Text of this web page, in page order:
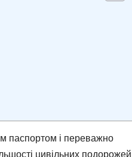
паспортом і переважно
цивільних подорожей